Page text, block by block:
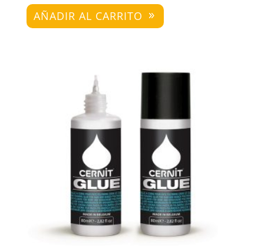
AÑADIR AL CARRITO